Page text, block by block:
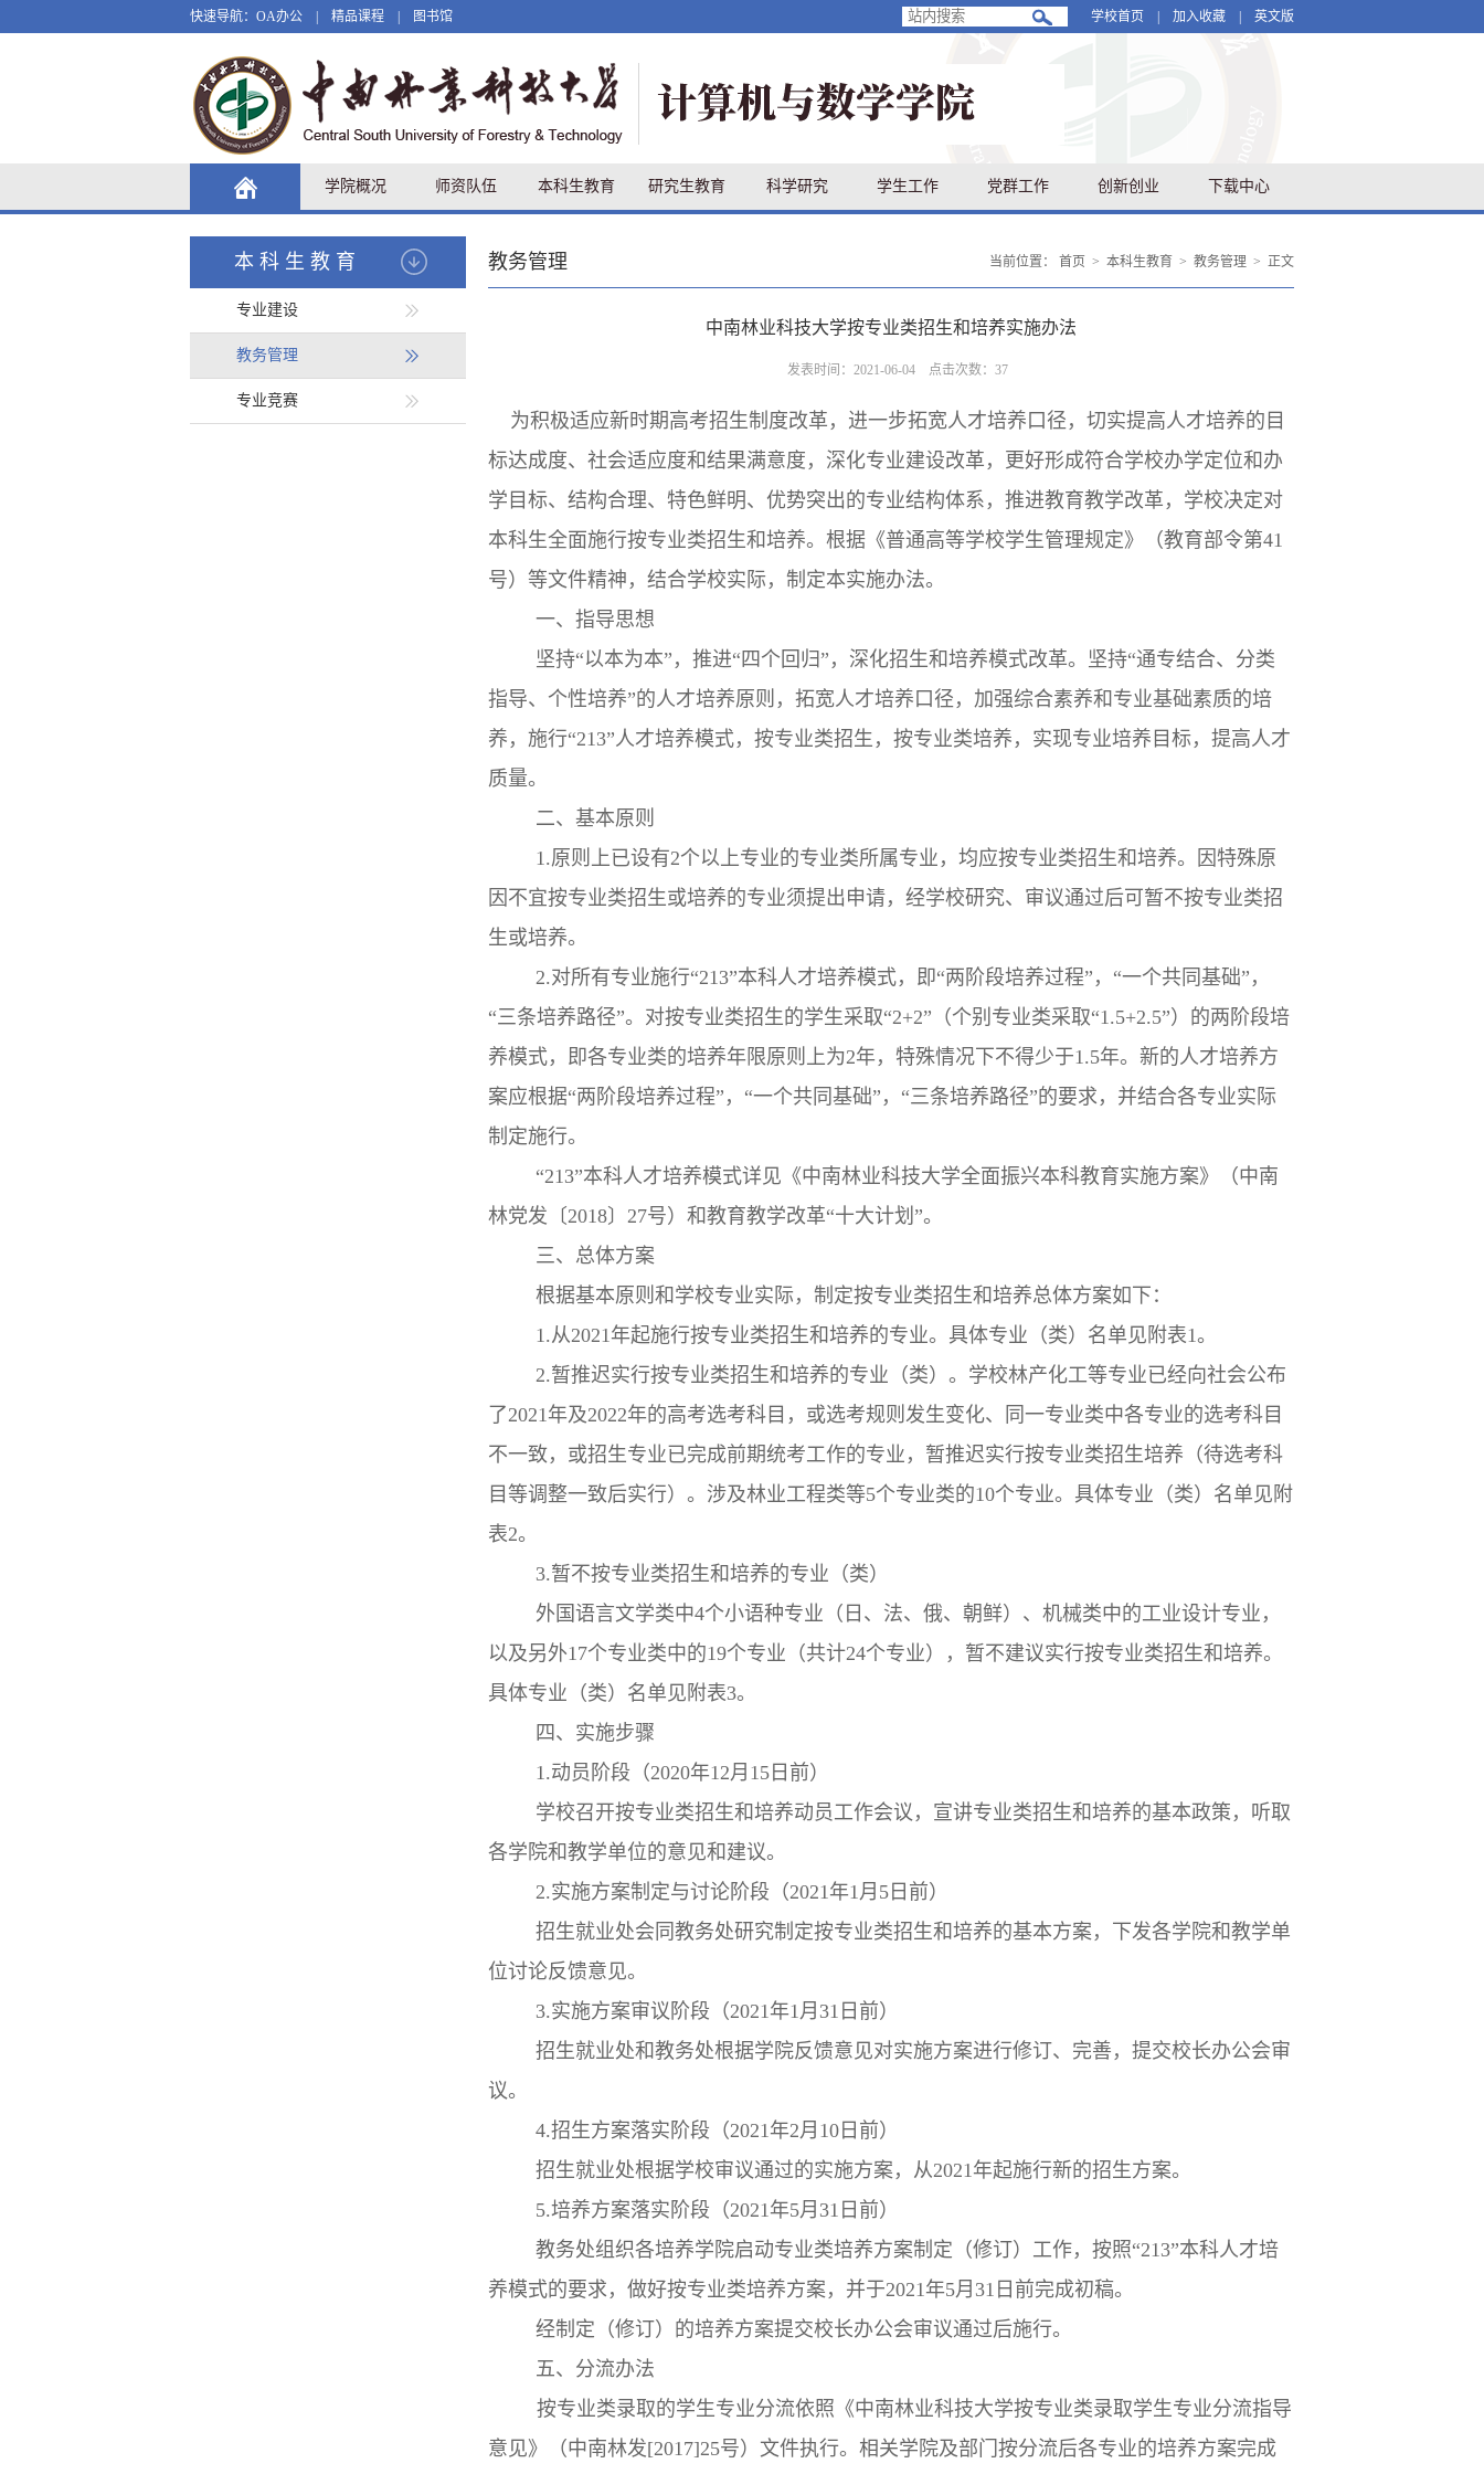
快速导航： OA办公 精品课程 图书馆 学校首页 加入收藏 英文版
学院概况 师资队伍 本科生教育 研究生教育 科学研究 学生工作 党群工作 创新创业 下载中心
本科生教育
专业建设
教务管理
专业竞赛
教务管理 当前位置： 首页 > 本科生教育 > 教务管理 > 正文
中南林业科技大学按专业类招生和培养实施办法
发表时间：2021-06-04 点击次数： 37
为积极适应新时期高考招生制度改革，进一步拓宽人才培养口径，切实提高人才培养的目
标达成度、社会适应度和结果满意度，深化专业建设改革，更好形成符合学校办学定位和办
学目标、结构合理、特色鲜明、优势突出的专业结构体系，推进教育教学改革，学校决定对
本科生全面施行按专业类招生和培养。根据《普通高等学校学生管理规定》（教育部令第41
号）等文件精神，结合学校实际，制定本实施办法。
一、指导思想
坚持“以本为本”，推进“四个回归”，深化招生和培养模式改革。坚持“通专结合、分类
指导、个性培养”的人才培养原则，拓宽人才培养口径，加强综合素养和专业基础素质的培
养，施行“213”人才培养模式，按专业类招生，按专业类培养，实现专业培养目标，提高人才
质量。
二、基本原则
1.原则上已设有2个以上专业的专业类所属专业，均应按专业类招生和培养。因特殊原
因不宜按专业类招生或培养的专业须提出申请，经学校研究、审议通过后可暂不按专业类招
生或培养。
2.对所有专业施行“213”本科人才培养模式，即“两阶段培养过程”，“一个共同基础”，
“三条培养路径”。对按专业类招生的学生采取“2+2”（个别专业类采取“1.5+2.5”）的两阶段培
养模式，即各专业类的培养年限原则上为2年，特殊情况下不得少于1.5年。新的人才培养方
案应根据“两阶段培养过程”，“一个共同基础”，“三条培养路径”的要求，并结合各专业实际
制定施行。
“213”本科人才培养模式详见《中南林业科技大学全面振兴本科教育实施方案》（中南
林党发〔2018〕27号）和教育教学改革“十大计划”。
三、总体方案
根据基本原则和学校专业实际，制定按专业类招生和培养总体方案如下：
1.从2021年起施行按专业类招生和培养的专业。具体专业（类）名单见附表1。
2.暂推迟实行按专业类招生和培养的专业（类）。学校林产化工等专业已经向社会公布
了2021年及2022年的高考选考科目，或选考规则发生变化、同一专业类中各专业的选考科目
不一致，或招生专业已完成前期统考工作的专业，暂推迟实行按专业类招生培养（待选考科
目等调整一致后实行）。涉及林业工程类等5个专业类的10个专业。具体专业（类）名单见附
表2。
3.暂不按专业类招生和培养的专业（类）
外国语言文学类中4个小语种专业（日、法、俄、朝鲜）、机械类中的工业设计专业，
以及另外17个专业类中的19个专业（共计24个专业），暂不建议实行按专业类招生和培养。
具体专业（类）名单见附表3。
四、实施步骤
1.动员阶段（2020年12月15日前）
学校召开按专业类招生和培养动员工作会议，宣讲专业类招生和培养的基本政策，听取
各学院和教学单位的意见和建议。
2.实施方案制定与讨论阶段（2021年1月5日前）
招生就业处会同教务处研究制定按专业类招生和培养的基本方案，下发各学院和教学单
位讨论反馈意见。
3.实施方案审议阶段（2021年1月31日前）
招生就业处和教务处根据学院反馈意见对实施方案进行修订、完善，提交校长办公会审
议。
4.招生方案落实阶段（2021年2月10日前）
招生就业处根据学校审议通过的实施方案，从2021年起施行新的招生方案。
5.培养方案落实阶段（2021年5月31日前）
教务处组织各培养学院启动专业类培养方案制定（修订）工作，按照“213”本科人才培
养模式的要求，做好按专业类培养方案，并于2021年5月31日前完成初稿。
经制定（修订）的培养方案提交校长办公会审议通过后施行。
五、分流办法
按专业类录取的学生专业分流依照《中南林业科技大学按专业类录取学生专业分流指导
意见》（中南林发[2017]25号）文件执行。相关学院及部门按分流后各专业的培养方案完成